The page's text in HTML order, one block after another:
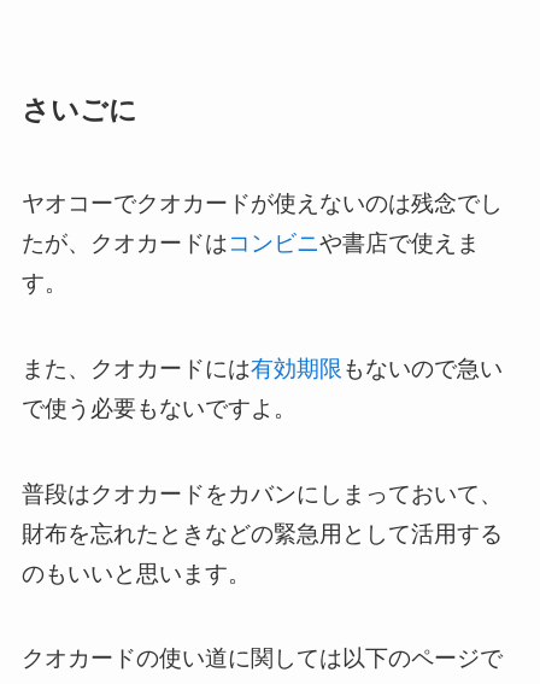
さいごに
ヤオコーでクオカードが使えないのは残念でし
たが、クオカードはコンビニや書店で使えま
す。
また、クオカードには有効期限 もないので急い
で使う必要もないですよ。
普段はクオカードをカバンにしまっておいて、
財布を忘れたときなどの緊急用として活用する
のもいいと思います。
クオカードの使い道に関しては以下のページで